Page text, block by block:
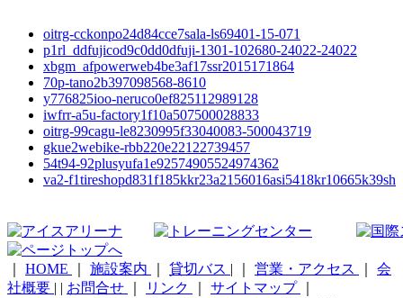
oitrg-cckonpo24d84cce7sala-ls69401-15-071
p1rl_ddfujicod9c0dd0dfuji-1301-102680-24022-24022
xbgm_afpowerweb4be3af17ssr2015171864
70p-tano2b397098568-8610
y776825ioo-neruco0ef825112989128
iwfrr-a5u-factory1f10a507500028833
oitrg-99cagu-le8230995f33040083-500043719
gkue2webike-rbb220e22122739457
54t94-92plusyufa1e92574905524974362
va2-f1tireshopd831f185kkr23a2156016asi5418kr10665k39sh
HOME 施設案内 貸切バス | 営業・アクセス
会
社概要 | | お問合せ リンク サイトマップ